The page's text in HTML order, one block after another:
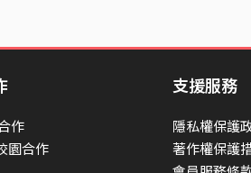
吸入空气更稀薄 想起去年这个时
忆 旧的翅膀已无法在这片天空翱
火 燃烧沉默
作
園合作
支援服務
隱私權保護
著作權保護